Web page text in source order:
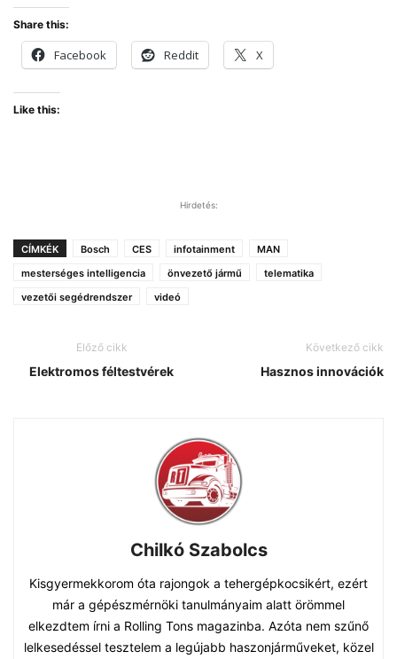
Share this:
Facebook Reddit X
Like this:
Hirdetés:
CÍMKÉK Bosch CES infotainment
MAN
mesterséges intelligencia
önvezető jármű
telematika
vezetői segédrendszer
videó
Előző cikk
Elektromos féltestvérek
Következő cikk
Hasznos innovációk
Chilkó Szabolcs
Kisgyermekkorom óta rajongok a tehergépkocsikért, ezért
már a gépészmérnöki tanulmányaim alatt örömmel
elkezdtem írni a Rolling Tons magazinba. Azóta nem szűnő
lelkesedéssel tesztelem a legújabb haszonjárműveket, közel